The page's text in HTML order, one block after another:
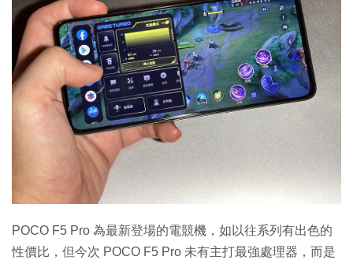
POCO F5 Pro 為最新登場的電競機，如以往系列有出色的
性價比，但今次 POCO F5 Pro 未有主打最強處理器，而是